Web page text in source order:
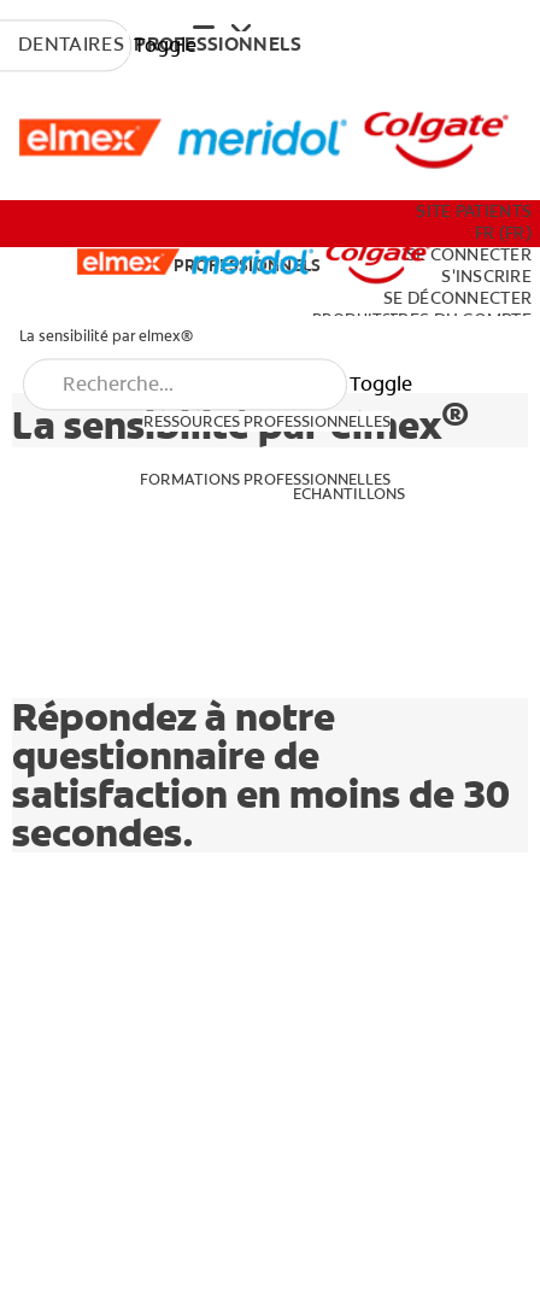
Toggle
PRODUITS
RESSOURCES PROFESSIONNELLES
FORMATIONS PROFESSIONNELLES
ECHANTILLONS
PARAMÈTRES DU COMPTE
DENTAIRESPROFESSIONNELS
DENTAIRES PROFESSIONNELS
SITE PATIENTS
FR (FR)
SE CONNECTER
S'INSCRIRE
SE DÉCONNECTER
PARAMÈTRES DU COMPTE
PRODUITS
RESSOURCES PROFESSIONNELLES
FORMATIONS PROFESSIONNELLES
ECHANTILLONS
Toggle
La sensibilité par elmex®
La sensibilité par elmex®
Répondez à notre
questionnaire de
satisfaction en moins de 30
secondes.